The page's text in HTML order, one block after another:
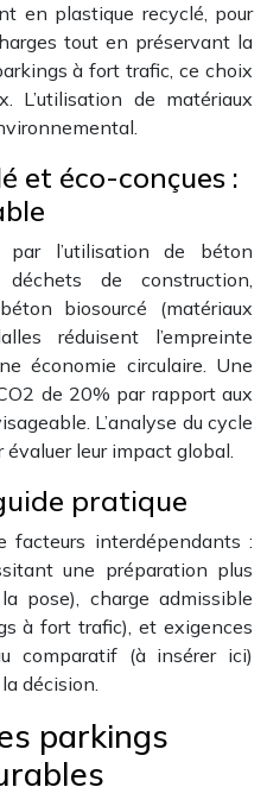
en plastique recyclé, pour
tout en préservant la
à fort trafic, ce choix
L’utilisation de matériaux
et éco-conçues :
par l’utilisation de béton
de construction,
biosourcé (matériaux
réduisent l’empreinte
économie circulaire. Une
de 20% par rapport aux
L’analyse du cycle
évaluer leur impact global.
pratique
facteurs interdépendants :
une préparation plus
pose), charge admissible
à fort trafic), et exigences
comparatif (à insérer ici)
décision.
parkings